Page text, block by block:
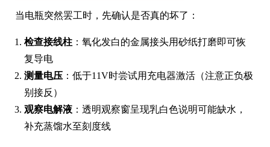
当电瓶突然罢工时，先确认是否真的坏了：
检查接线柱 ：氧化发白的金属接头用砂纸打磨即可恢
复导电
测量电压 ：低于11V时尝试用充电器激活（注意正负极
别接反）
观察电解液 ：透明观察窗呈现乳白色说明可能缺水，
补充蒸馏水至刻度线